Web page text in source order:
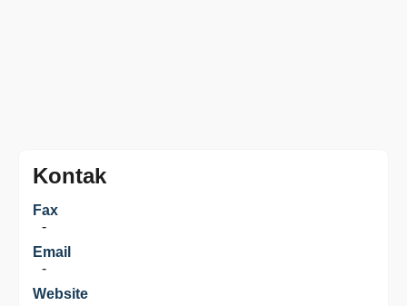
Kontak
Fax
-
Email
-
Website